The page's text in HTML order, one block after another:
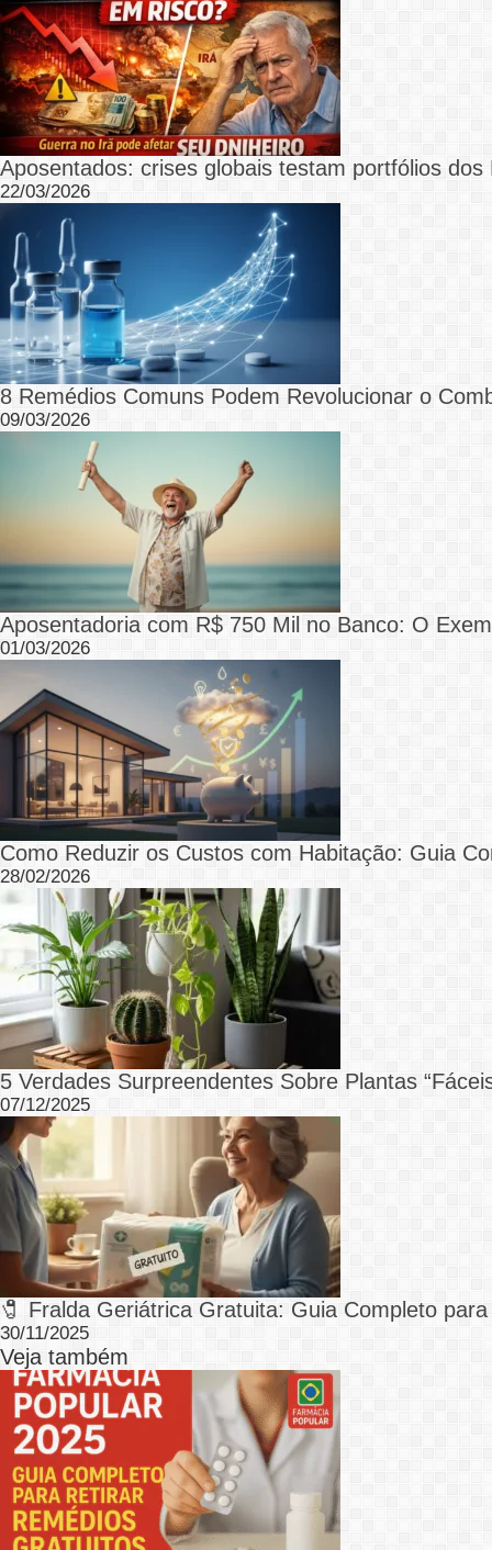
Aposentados: crises globais testam portfólios dos
22/03/2026
8 Remédios Comuns Podem Revolucionar o
09/03/2026
Aposentadoria com R$ 750 Mil no Banco: O
01/03/2026
Como Reduzir os Custos com Habitação: Guia
28/02/2026
5 Verdades Surpreendentes Sobre Plantas
07/12/2025
🧷 Fralda Geriátrica Gratuita: Guia Completo
30/11/2025
Veja também